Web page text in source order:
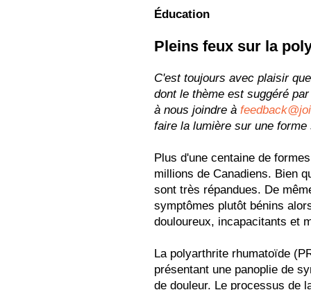
Éducation
Pleins feux sur la
C'est toujours avec plaisir
dont le thème est suggéré
à nous joindre à
faire la lumière sur une
Plus d'une centaine de
millions de Canadiens. Bien
sont très répandues. De
symptômes plutôt bénins
douloureux, incapacitants et
La polyarthrite rhumatoïde
présentant une panoplie de
de douleur. Le processus de